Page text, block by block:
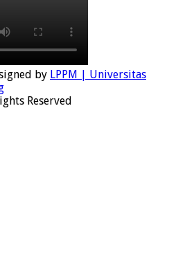
by LPPM | Universitas
Reserved